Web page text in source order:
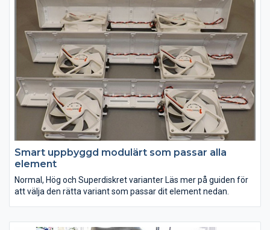
Smart uppbyggd modulärt som passar alla
element
Normal, Hög och Superdiskret varianter Läs mer på guiden för
att välja den rätta variant som passar dit element nedan.